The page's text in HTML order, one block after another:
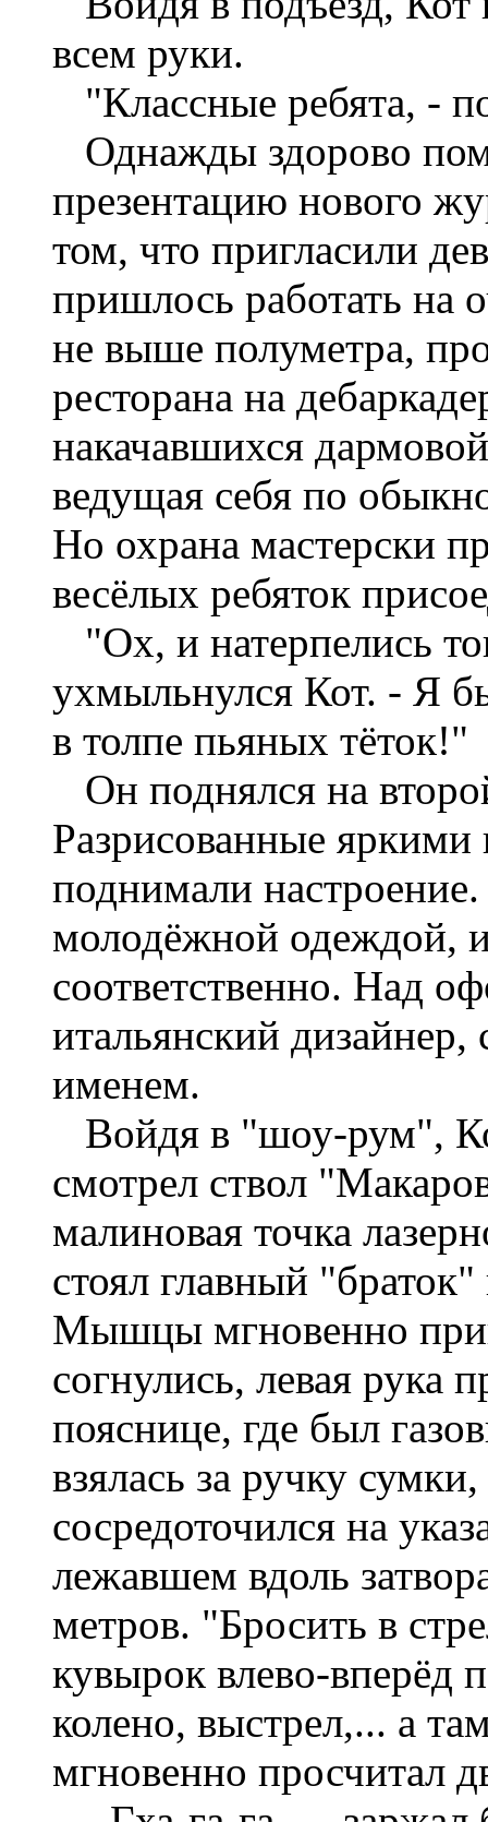
всем руки.
"Классные ребята, -
Однажды здорово
презентацию нового
том, что пригласили
пришлось работать на
не выше полуметра,
ресторана на
накачавшихся
ведущая себя по
Но охрана мастерски
весёлых ребяток
"Ох, и натерпелись
ухмыльнулся Кот. - Я
в толпе пьяных тёток!"
Он поднялся на
Разрисованные яркими
поднимали
молодёжной одеждой,
соответственно. Над
итальянский
именем.
Войдя в "шоу-рум",
смотрел ствол
малиновая точка
стоял главный
Мышцы мгновенно
согнулись, левая рука
пояснице, где был
взялась за ручку
сосредоточился на
лежавшем вдоль
метров. "Бросить в
кувырок влево-вперёд
колено, выстрел,... а
мгновенно просчитал